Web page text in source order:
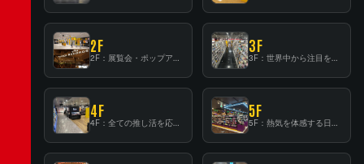
2F
2F：展覧会・ポップアップストア等を開催！大型催事スペース「TOWER SPACE SHIBUYA」
3F
3F：世界中から注目を集める〈日本のポップカルチャー〉の発信基地！
4F
4F：全ての推し活を応援するフロア！
5F
5F：熱気を体感する日本一のK-POP空間！